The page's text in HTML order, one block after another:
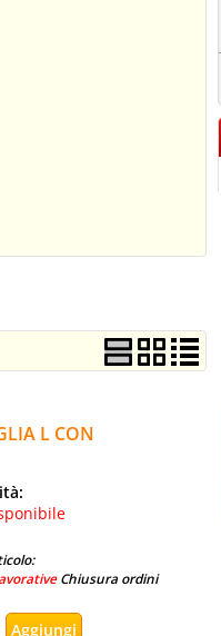
L CON
Chiusura ordini